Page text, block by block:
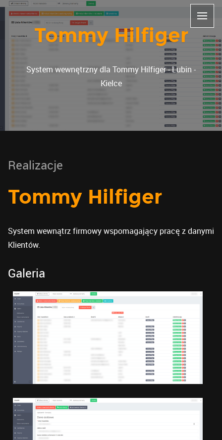
Tommy Hilfiger
System wewnętrzny dla Tommy Hilfiger - Lubin -
Kielce
Realizacje
Tommy Hilfiger
System wewnątrz firmowy wspomagający pracę z danymi
Klientów.
Galeria